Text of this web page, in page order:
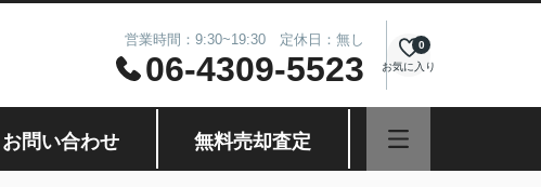
営業時間：9:30~19:30 定休日：無し
06-4309-5523 お気に入り
0
お問い合わせ 無料売却査定